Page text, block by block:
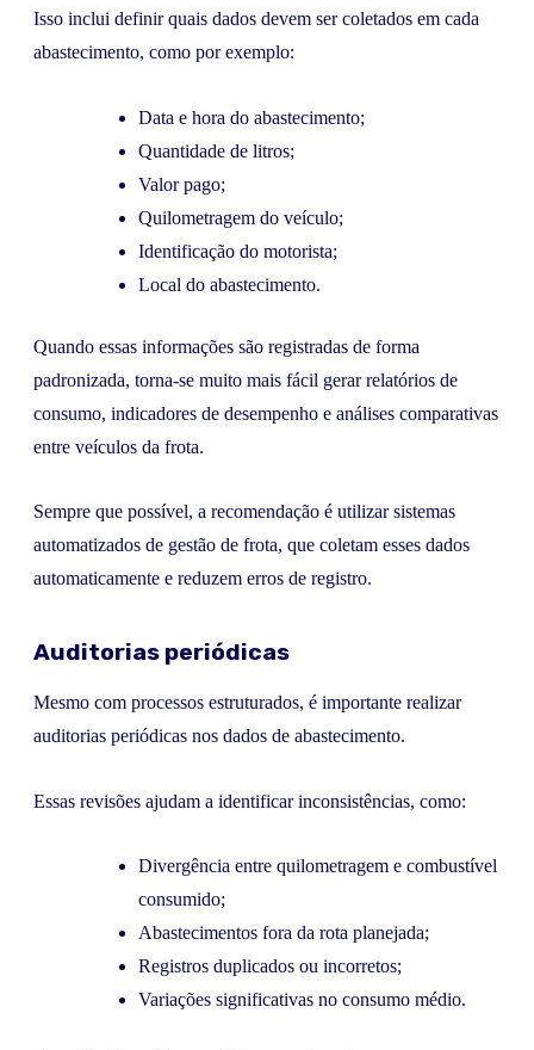
Isso inclui definir quais dados devem ser coletados em cada
abastecimento, como por exemplo:
Data e hora do abastecimento;
Quantidade de litros;
Valor pago;
Quilometragem do veículo;
Identificação do motorista;
Local do abastecimento.
Quando essas informações são registradas de forma
padronizada, torna-se muito mais fácil gerar relatórios de
consumo, indicadores de desempenho e análises comparativas
entre veículos da frota.
Sempre que possível, a recomendação é utilizar sistemas
automatizados de gestão de frota, que coletam esses dados
automaticamente e reduzem erros de registro.
Auditorias periódicas
Mesmo com processos estruturados, é importante realizar
auditorias periódicas nos dados de abastecimento.
Essas revisões ajudam a identificar inconsistências, como:
Divergência entre quilometragem e combustível
consumido;
Abastecimentos fora da rota planejada;
Registros duplicados ou incorretos;
Variações significativas no consumo médio.